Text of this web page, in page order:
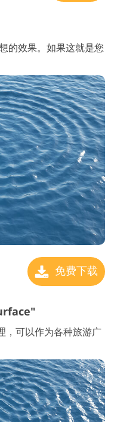
的效果。如果这就是您
免费下载
可以作为各种旅游广